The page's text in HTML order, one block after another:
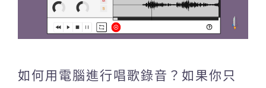
如何用電腦進行唱歌錄音？如果你只